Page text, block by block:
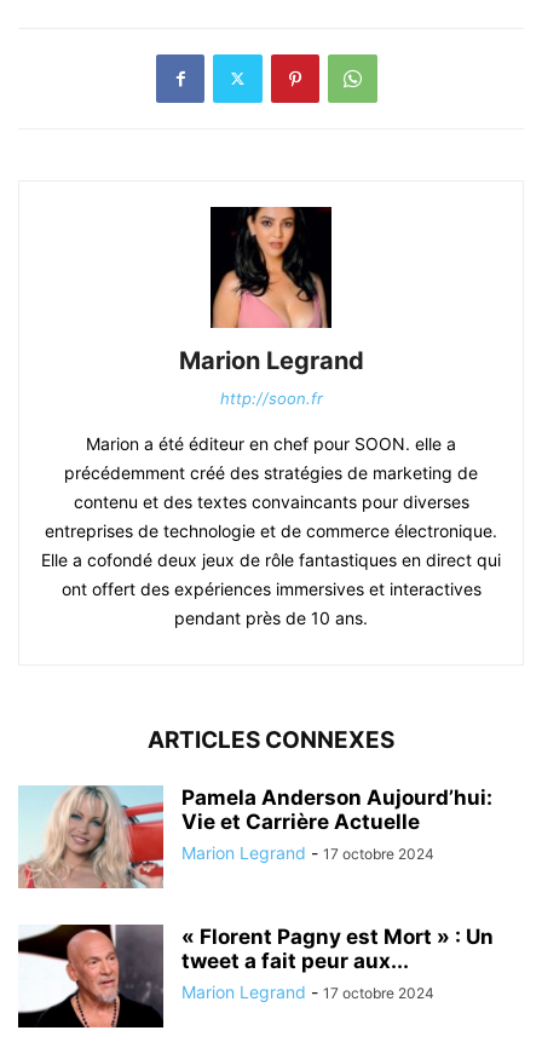
Marion Legrand
http://soon.fr
Marion a été éditeur en chef pour SOON. elle a
précédemment créé des stratégies de marketing de
contenu et des textes convaincants pour diverses
entreprises de technologie et de commerce électronique.
Elle a cofondé deux jeux de rôle fantastiques en direct qui
ont offert des expériences immersives et interactives
pendant près de 10 ans.
ARTICLES CONNEXES
Pamela Anderson Aujourd’hui:
Vie et Carrière Actuelle
Marion Legrand - 17 octobre 2024
« Florent Pagny est Mort » : Un
tweet a fait peur aux...
Marion Legrand - 17 octobre 2024